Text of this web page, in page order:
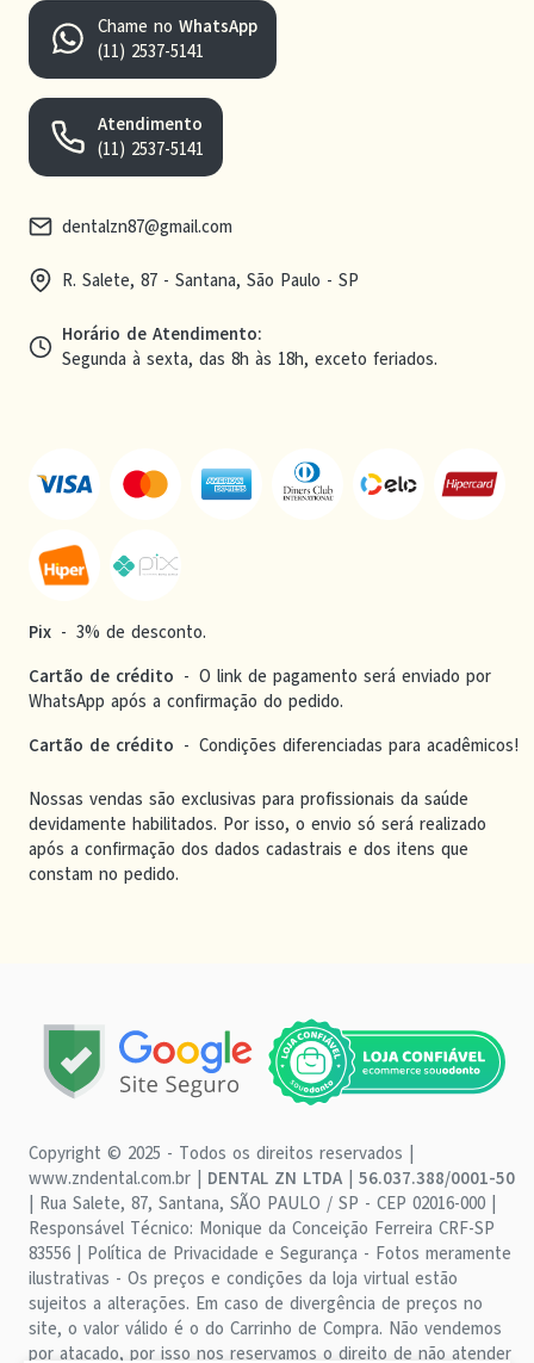
Chame no WhatsApp
(11) 2537-5141
Atendimento
(11) 2537-5141
dentalzn87@gmail.com
R. Salete, 87 - Santana, São Paulo - SP
Horário de Atendimento:
Segunda à sexta, das 8h às 18h, exceto feriados.
Pix - 3% de desconto.
Cartão de crédito - O link de pagamento será enviado por
WhatsApp após a confirmação do pedido.
Cartão de crédito - Condições diferenciadas para acadêmicos!
Nossas vendas são exclusivas para profissionais da saúde
devidamente habilitados. Por isso, o envio só será realizado
após a confirmação dos dados cadastrais e dos itens que
constam no pedido.
Copyright © 2025 - Todos os direitos reservados |
www.zndental.com.br | DENTAL ZN LTDA
56.037.388/0001-50
| Rua Salete, 87, Santana, SÃO PAULO / SP - CEP 02016-000 |
Responsável Técnico: Monique da Conceição Ferreira CRF-SP
83556 | Política de Privacidade e Segurança - Fotos meramente
ilustrativas - Os preços e condições da loja virtual estão
sujeitos a alterações. Em caso de divergência de preços no
site, o valor válido é o do Carrinho de Compra. Não vendemos
por atacado, por isso nos reservamos o direito de não atender